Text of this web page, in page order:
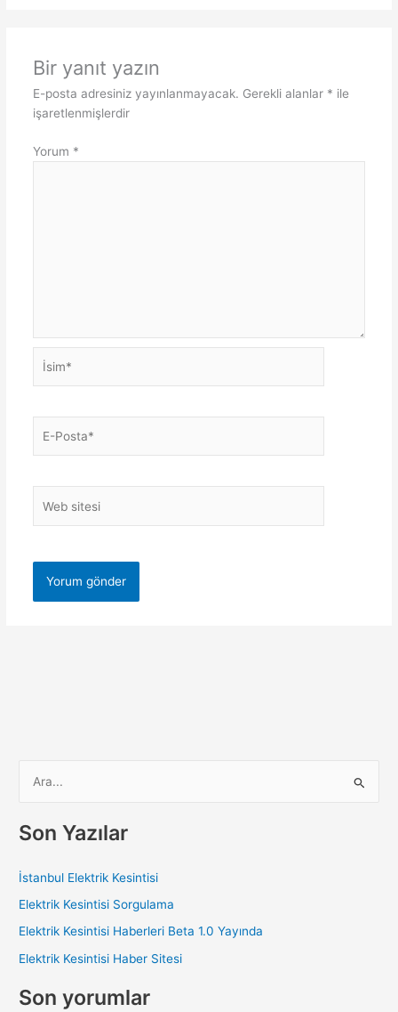
Bir yanıt yazın
E-posta adresiniz yayınlanmayacak. Gerekli alanlar * ile
işaretlenmişlerdir
Yorum *
Posta*
sitesi
r
o
r
Son Yazılar
İstanbul Elektrik Kesintisi
Elektrik Kesintisi Sorgulama
Elektrik Kesintisi Haberleri Beta 1.0 Yayında
Elektrik Kesintisi Haber Sitesi
Son yorumlar